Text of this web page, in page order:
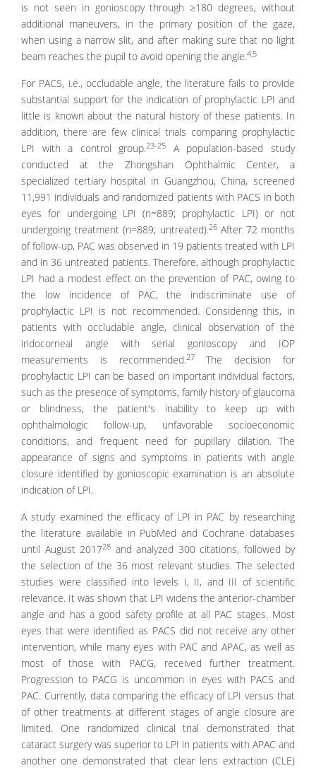
is not seen in gonioscopy through ≥180 degrees, without
additional maneuvers, in the primary position of the gaze,
when using a narrow slit, and after making sure that no light
beam reaches the pupil to avoid opening the angle.4,5
For PACS, i.e., occludable angle, the literature fails to provide
substantial support for the indication of prophylactic LPI and
little is known about the natural history of these patients. In
addition, there are few clinical trials comparing prophylactic
LPI with a control group.23-25
A population-based study
conducted at the Zhongshan Ophthalmic Center, a
specialized tertiary hospital in Guangzhou, China, screened
11,991 individuals and randomized patients with PACS in both
eyes for undergoing LPI (n=889; prophylactic LPI) or not
undergoing treatment (n=889; untreated).26After 72 months
of follow-up, PAC was observed in 19 patients treated with LPI
and in 36 untreated patients. Therefore, although prophylactic
LPI had a modest effect on the prevention of PAC, owing to
the low incidence of PAC, the indiscriminate use of
prophylactic LPI is not recommended. Considering this, in
patients with occludable angle, clinical observation of the
iridocorneal angle with serial gonioscopy and IOP
measurements is recommended.27The decision for
prophylactic LPI can be based on important individual factors,
such as the presence of symptoms, family history of glaucoma
or blindness, the patient's inability to keep up with
ophthalmologic follow-up, unfavorable socioeconomic
conditions, and frequent need for pupillary dilation. The
appearance of signs and symptoms in patients with angle
closure identified by gonioscopic examination is an absolute
indication of LPI.
A study examined the efficacy of LPI in PAC by researching
the literature available in PubMed and Cochrane databases
until August 201728 and analyzed 300 citations, followed by
the selection of the 36 most relevant studies. The selected
studies were classified into levels I, II, and III of scientific
relevance. It was shown that LPI widens the anterior-chamber
angle and has a good safety profile at all PAC stages. Most
eyes that were identified as PACS did not receive any other
intervention, while many eyes with PAC and APAC, as well as
most of those with PACG, received further treatment.
Progression to PACG is uncommon in eyes with PACS and
PAC. Currently, data comparing the efficacy of LPI versus that
of other treatments at different stages of angle closure are
limited. One randomized clinical trial demonstrated that
cataract surgery was superior to LPI in patients with APAC and
another one demonstrated that clear lens extraction (CLE)